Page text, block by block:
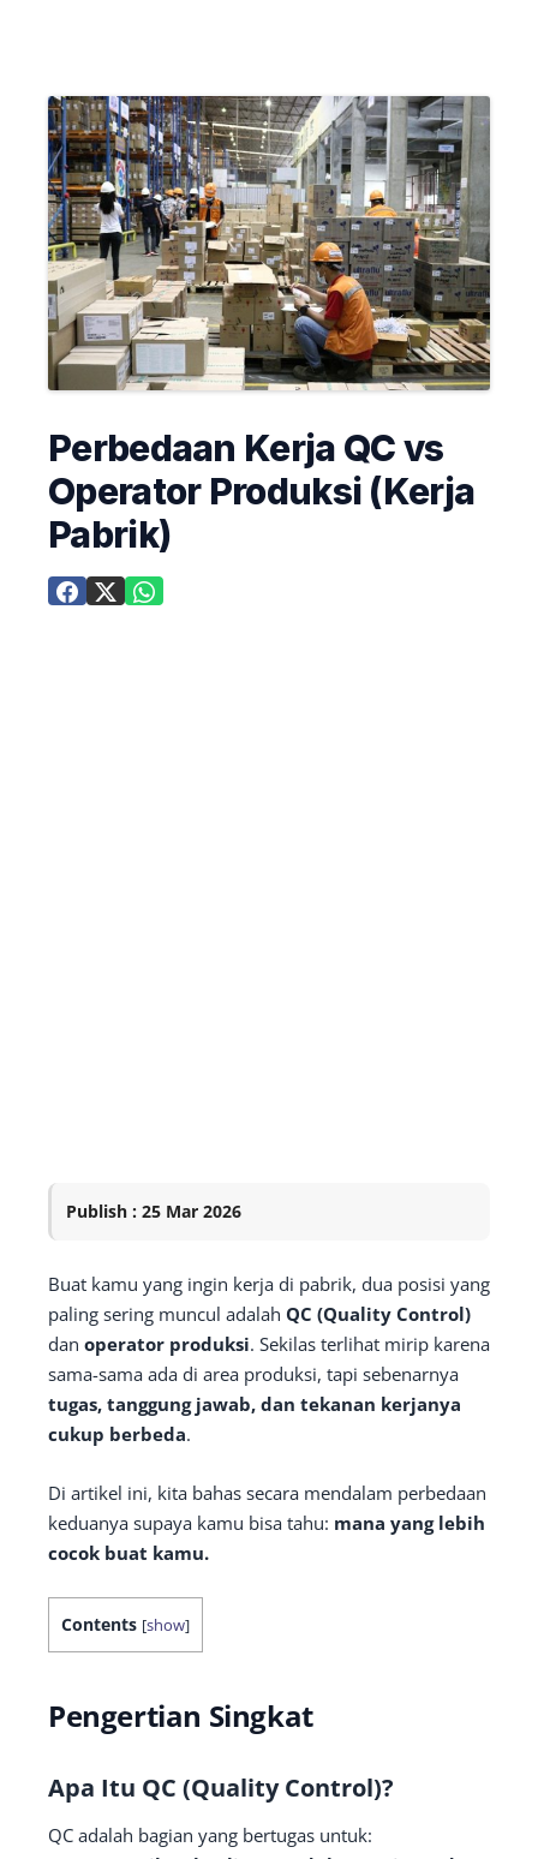
Perbedaan Kerja QC vs
Operator Produksi (Kerja
Pabrik)
Publish : 25 Mar 2026
Buat kamu yang ingin kerja di pabrik, dua posisi yang
paling sering muncul adalah QC (Quality Control)
dan operator produksi. Sekilas terlihat mirip karena
sama-sama ada di area produksi, tapi sebenarnya
tugas, tanggung jawab, dan tekanan kerjanya
cukup berbeda.
Di artikel ini, kita bahas secara mendalam perbedaan
keduanya supaya kamu bisa tahu: mana yang lebih
cocok buat kamu.
Contents [show]
Pengertian Singkat
Apa Itu QC (Quality Control)?
QC adalah bagian yang bertugas untuk: